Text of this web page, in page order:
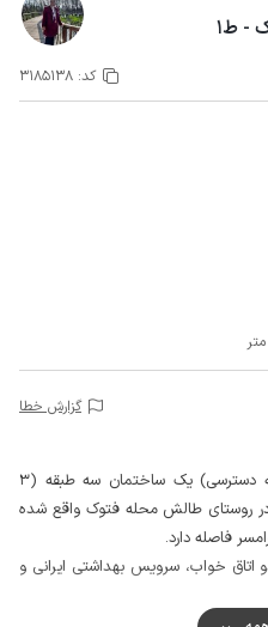
- ط۱
کد: 3185138
گزارش خطا
این ویلا دو خوابه در طبقه اول (5 پله دسترسی) یک ساختمان سه طبقه (3
روستای طالش محله فتوک واقع شده
اتاق خواب، سرویس بهداشتی ایرانی و